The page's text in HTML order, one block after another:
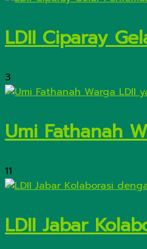
LDII Ciparay
3
Umi Fathanah
11
LDII Jabar